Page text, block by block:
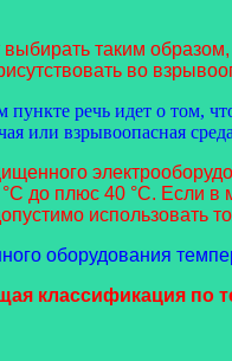
выбирать таким
во
речь идет о том,
или взрывоопасная
до плюс 40 °C. Если
использовать
оборудования
классификация по